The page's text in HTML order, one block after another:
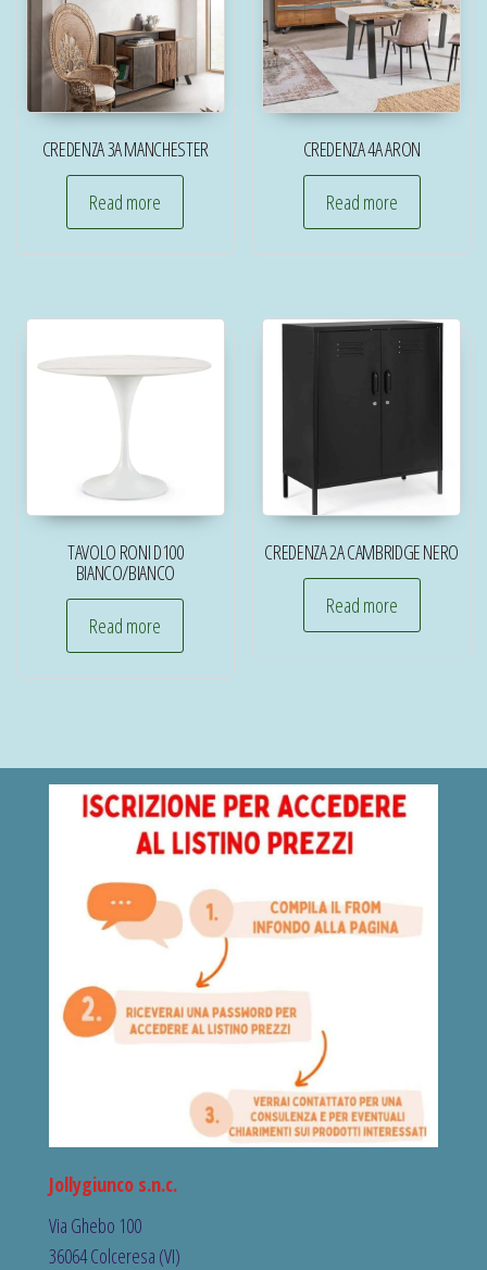
CREDENZA 3A MANCHESTER
Read more
CREDENZA 4A ARON
Read more
TAVOLO RONI D100
BIANCO/BIANCO
Read more
CREDENZA 2A CAMBRIDGE NERO
Read more
Jollygiunco s.n.c.
Via Ghebo 100
36064 Colceresa (VI)